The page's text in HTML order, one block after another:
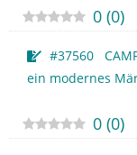
0 (0)
#37560
ein modernes
0 (0)